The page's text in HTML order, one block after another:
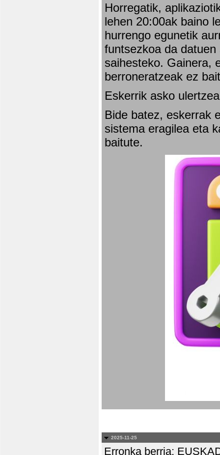
Horregatik,
lehen 20:00ak baino
hurrengo egunetik
funtsezkoa da
saihesteko. Gainera,
berroneratzeak ez
Eskerrik asko
Bide batez, eskerrak
sistema eragilea eta
baitute.
2025-11-25
Erronka berria: